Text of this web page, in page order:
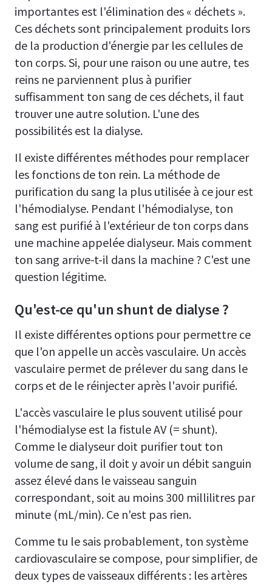
importantes est l'élimination des « déchets ».
Ces déchets sont principalement produits lors
de la production d'énergie par les cellules de
ton corps. Si, pour une raison ou une autre, tes
reins ne parviennent plus à purifier
suffisamment ton sang de ces déchets, il faut
trouver une autre solution. L'une des
possibilités est la dialyse.
Il existe différentes méthodes pour remplacer
les fonctions de ton rein. La méthode de
purification du sang la plus utilisée à ce jour est
l'hémodialyse. Pendant l'hémodialyse, ton
sang est purifié à l'extérieur de ton corps dans
une machine appelée dialyseur. Mais comment
ton sang arrive-t-il dans la machine ? C'est une
question légitime.
Qu'est-ce qu'un shunt de dialyse ?
Il existe différentes options pour permettre ce
que l'on appelle un accès vasculaire. Un accès
vasculaire permet de prélever du sang dans le
corps et de le réinjecter après l'avoir purifié.
L'accès vasculaire le plus souvent utilisé pour
l'hémodialyse est la fistule AV (= shunt).
Comme le dialyseur doit purifier tout ton
volume de sang, il doit y avoir un débit sanguin
assez élevé dans le vaisseau sanguin
correspondant, soit au moins 300 millilitres par
minute (mL/min). Ce n'est pas rien.
Comme tu le sais probablement, ton système
cardiovasculaire se compose, pour simplifier, de
deux types de vaisseaux différents : les artères